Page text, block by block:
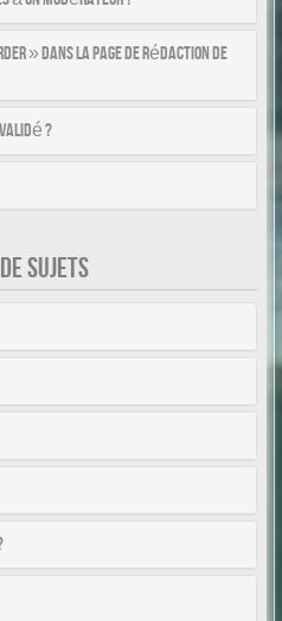
» dans la page de rédaction de
?
SUJETS